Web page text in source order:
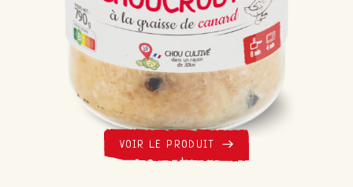
VOIR LE PRODUIT